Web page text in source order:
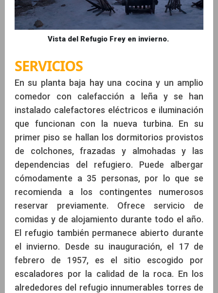
Vista del Refugio Frey en invierno.
SERVICIOS
En su planta baja hay una cocina y un amplio
comedor con calefacción a leña y se han
instalado calefactores eléctricos e iluminación
que funcionan con la nueva turbina. En su
primer piso se hallan los dormitorios provistos
de colchones, frazadas y almohadas y las
dependencias del refugiero. Puede albergar
cómodamente a 35 personas, por lo que se
recomienda a los contingentes numerosos
reservar previamente. Ofrece servicio de
comidas y de alojamiento durante todo el año.
El refugio también permanece abierto durante
el invierno. Desde su inauguración, el 17 de
febrero de 1957, es el sitio escogido por
escaladores por la calidad de la roca. En los
alrededores del refugio innumerables torres de